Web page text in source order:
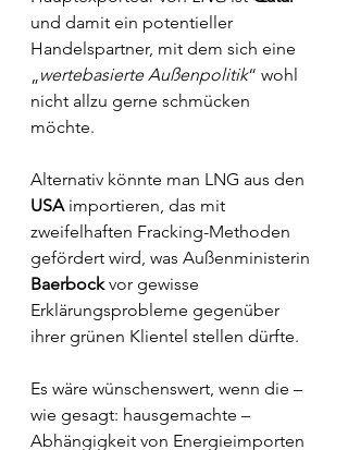
und damit ein potentieller
Handelspartner, mit dem sich eine
„wertebasierte Außenpolitik“ wohl
nicht allzu gerne schmücken
möchte.
Alternativ könnte man LNG aus den
USA importieren, das mit
zweifelhaften Fracking-Methoden
gefördert wird, was Außenministerin
Baerbock vor gewisse
Erklärungsprobleme gegenüber
ihrer grünen Klientel stellen dürfte.
Es wäre wünschenswert, wenn die –
wie gesagt: hausgemachte –
Abhängigkeit von Energieimporten